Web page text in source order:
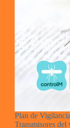
Plan de
Transmisores